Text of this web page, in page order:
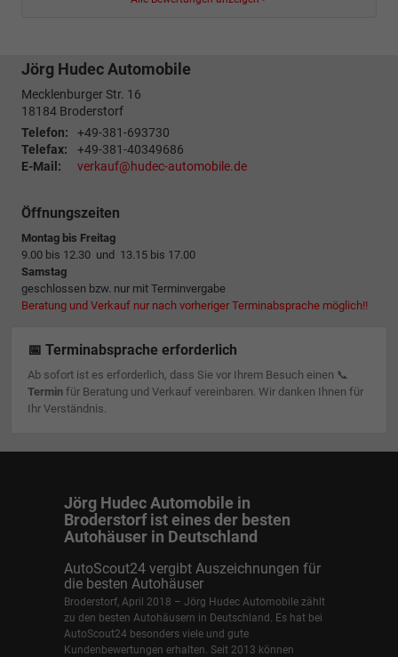
Jörg Hudec Automobile
Mecklenburger Str. 16
18184 Broderstorf
Telefon:
+49-381-693730
Telefax:
+49-381-40349686
E-Mail:
verkauf@hudec-automobile.de
Öffnungszeiten
Montag bis Freitag
9.00 bis 12.30 und 13.15 bis 17.00
Samstag
geschlossen bzw. nur mit Terminvergabe
Beratung und Verkauf nur nach vorheriger Terminabsprache möglich!!
📅 Terminabsprache erforderlich
Ab sofort ist es erforderlich, dass Sie vor Ihrem Besuch einen 📞
Terminfür Beratung und Verkauf vereinbaren. Wir danken Ihnen für
Ihr Verständnis.
Jörg Hudec Automobile in
Broderstorf ist eines der besten
Autohäuser in Deutschland
AutoScout24 vergibt Auszeichnungen für
die besten Autohäuser
Broderstorf, April 2018 – Jörg Hudec Automobile zählt
zu den besten Autohäusern in Deutschland. Es hat bei
AutoScout24 besonders viele und gute
Kundenbewertungen erhalten. Seit 2013 können